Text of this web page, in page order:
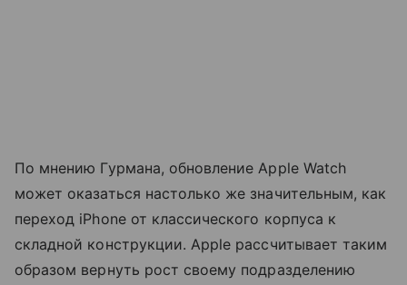
По мнению Гурмана, обновление Apple Watch
может оказаться настолько же значительным, как
переход iPhone от классического корпуса к
складной конструкции. Apple рассчитывает таким
образом вернуть рост своему подразделению